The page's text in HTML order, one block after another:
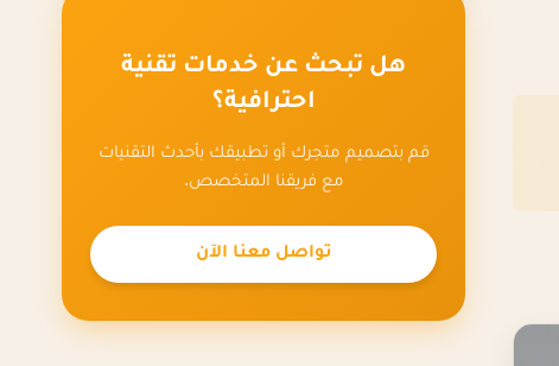
هل تبحث عن خدمات تقنية
احترافية؟
قم بتصميم متجرك أو تطبيقك بأحدث التقنيات
مع فريقنا المتخصص.
تواصل معنا الآن